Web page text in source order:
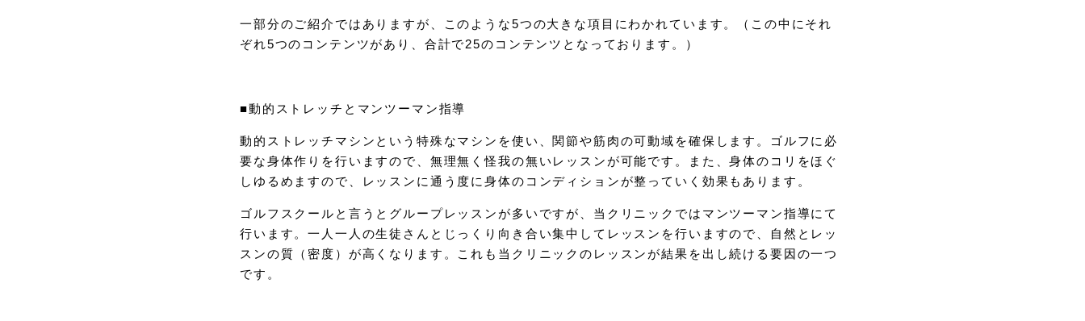
一部分のご紹介ではありますが、このような5つの大きな項目にわかれています。（この中にそれ
ぞれ5つのコンテンツがあり、合計で25のコンテンツとなっております。）
■動的ストレッチとマンツーマン指導
動的ストレッチマシンという特殊なマシンを使い、関節や筋肉の可動域を確保します。ゴルフに必
要な身体作りを行いますので、無理無く怪我の無いレッスンが可能です。また、身体のコリをほぐ
しゆるめますので、レッスンに通う度に身体のコンディションが整っていく効果もあります。
ゴルフスクールと言うとグループレッスンが多いですが、当クリニックではマンツーマン指導にて
行います。一人一人の生徒さんとじっくり向き合い集中してレッスンを行いますので、自然とレッ
スンの質（密度）が高くなります。これも当クリニックのレッスンが結果を出し続ける要因の一つ
です。